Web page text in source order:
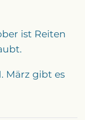
ist Reiten
März gibt es